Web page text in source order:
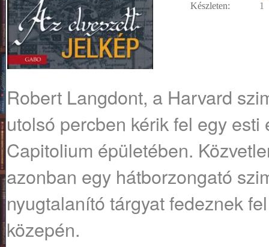
Készleten:
1
Robert Langdont, a Harvard
utolsó percben kérik fel egy
Capitolium épületében.
azonban egy hátborzongató
nyugtalanító tárgyat fedeznek
közepén.